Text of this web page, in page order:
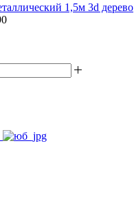
1,5м 3d дерево